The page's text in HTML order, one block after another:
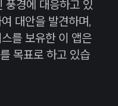
풍경에 대응하고 있
대안을 발견하며,
를 보유한 이 앱은
목표로 하고 있습